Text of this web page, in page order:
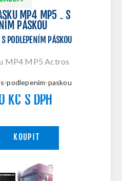
MP4 MP5 - S
PÁSKOU
S PODLEPENÍM PÁSKOU
MP4 MP5 Actros
podlepenim-paskou
KČ S DPH
KOUPIT